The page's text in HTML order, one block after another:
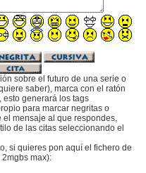
sobre el futuro de una serie o
saber), marca con el ratón
esto generará los tags
para marcar negritas o
el mensaje al que respondes,
de las citas seleccionando el
si quieres pon aquí el fichero de
2mgbs max):